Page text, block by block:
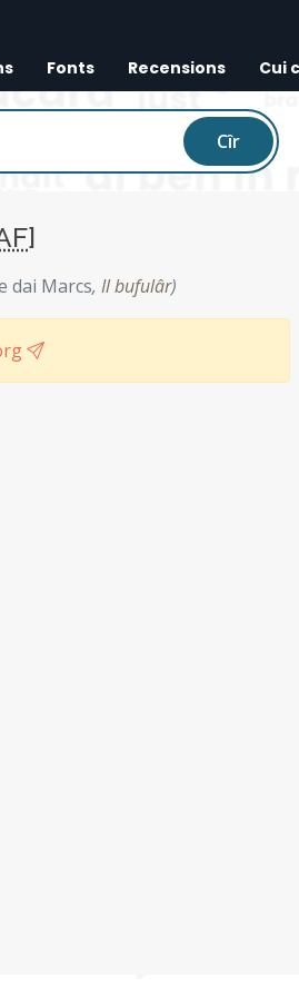
Fonts Recensions Cui
Cîr
]
dai Marcs, Il bufulâr)